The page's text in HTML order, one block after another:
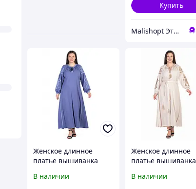
Купить
Malishopt Этническая одежда и головные уборы, все для крещения
Женское длинное
платье вышиванка
В наличии
Женское длинное
платье вышиванка
В наличии